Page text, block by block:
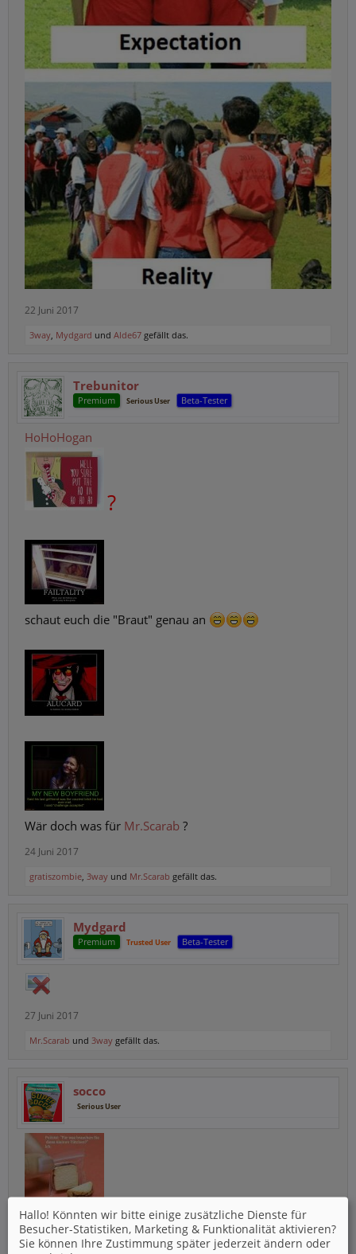
22 Juni 2017
3way, Mydgard und Alde67 gefällt das.
Trebunitor
Premium Serious User Beta-Tester
HoHoHogan
?
schaut euch die "Braut" genau an
Wär doch was für Mr.Scarab ?
24 Juni 2017
gratiszombie, 3way und Mr.Scarab gefällt das.
Mydgard
Premium Trusted User Beta-Tester
27 Juni 2017
Mr.Scarab und 3way gefällt das.
socco
Serious User
4 Juli 2017
3way,HHFrosch undMr.Scarabgefällt das.
Hallo! Könnten wir bitte einige zusätzliche Dienste für
Besucher-Statistiken, Marketing & Funktionalität aktivieren?
Sie können Ihre Zustimmung später jederzeit ändern oder